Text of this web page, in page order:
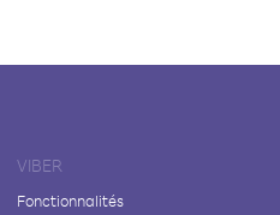
VIBER
Fonctionnalités